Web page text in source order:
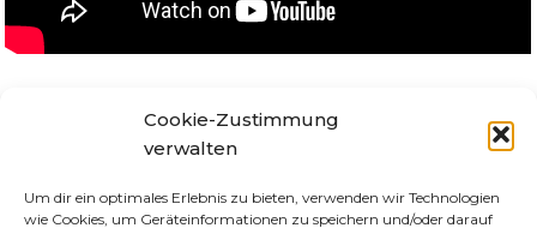
Cookie-Zustimmung
verwalten
Um dir ein optimales Erlebnis zu bieten, verwenden wir Technologien
wie Cookies, um Geräteinformationen zu speichern und/oder darauf